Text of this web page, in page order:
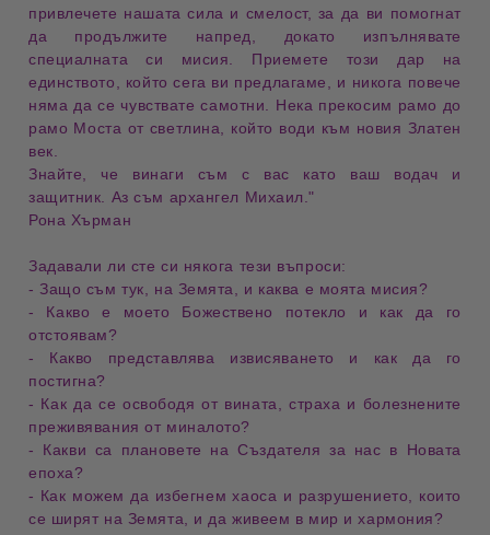
привлечете нашатасила и смелост, за да ви помогнат
да продължите напред, докато изпълнявате
специалната си мисия
Приемете този дар на
единството
, който сега ви предлагаме, и никога повече
няма да се чувстватесамотни . Нека прекосим рамо до
рамо Моста от светлина , който води към новия Златен
век
Знайте, че винаги съм с вас като ваш водач и
защитник . Аз съм архангел Михаил ."
Рона Хърман
Задавали ли сте си някога тези въпроси:
- Защо съм тук, на Земята , и каква е моята мисия?
- Какво е моето Божествено потекло
и как да го
отстоявам?
- Какво представлява извисяването
и как да го
постигна?
- Как да се освободя от вината ,страха и болезнените
преживявания от миналото?
- Какви са плановете на Създателя за нас в Новата
епоха?
- Как можем да избегнемхаоса и разрушението , които
се ширят на Земята, и да живеем в мир и хармония?